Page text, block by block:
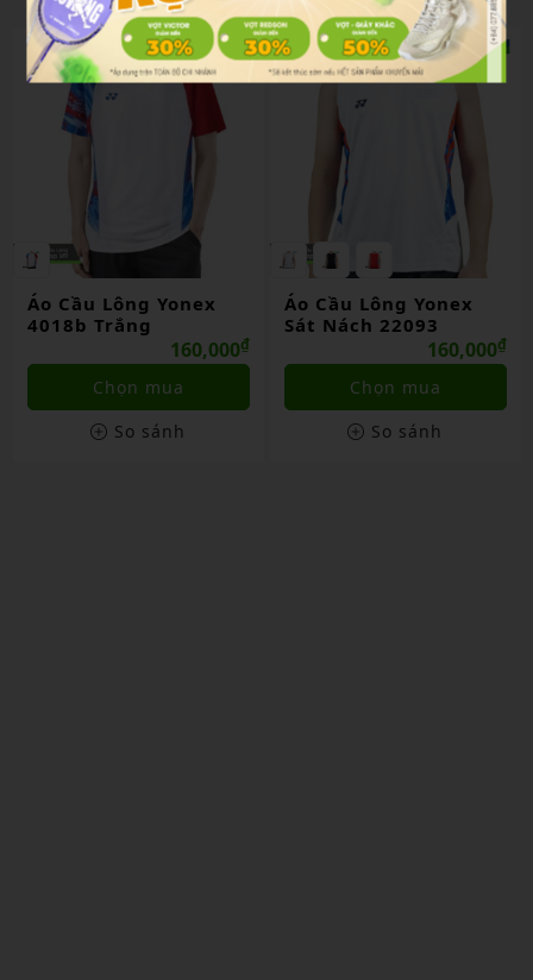
Áo Cầu Lông Yonex
4018b Trắng
160,000₫
Chọn mua
So sánh
Áo Cầu Lông Yonex
Sát Nách 22093
160,000₫
Chọn mua
So sánh